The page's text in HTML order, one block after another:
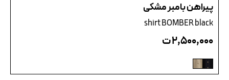
پیراهن بامبر مشکی
shirt BOMBER black
۲,۵۰۰,۰۰۰ت